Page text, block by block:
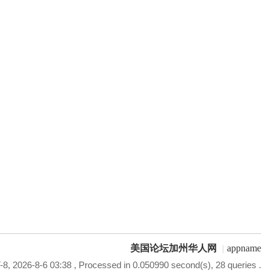
美国论坛加州华人网 | appname
8, 2026-8-6 03:38, Processed in 0.050990 second(s), 28 queries .